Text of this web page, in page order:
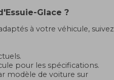
Glace ?
à votre véhicule, suivez
pour les spécifications.
modèle de voiture sur